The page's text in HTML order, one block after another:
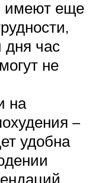
имеют еще
дня час
не
на
–
удобна